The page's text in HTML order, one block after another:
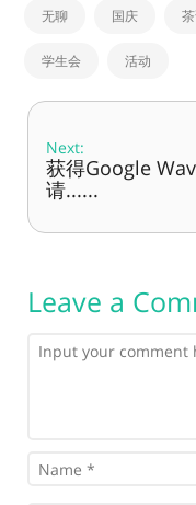
无聊 国庆
学生会 活动
Next:
获得Google
请......
Leave a